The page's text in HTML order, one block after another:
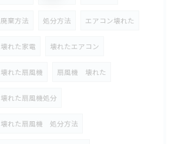
廃棄方法 処分方法 エアコン壊れた
壊れた家電 壊れたエアコン
壊れた扇風機 扇風機 壊れた
壊れた扇風機処分
壊れた扇風機 処分方法